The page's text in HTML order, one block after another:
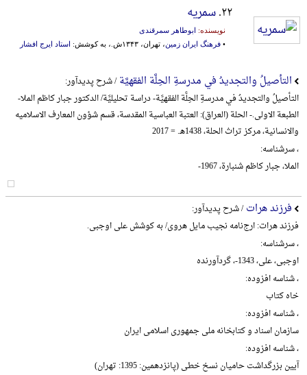
۲۲. سمریه
نویسنده: ابوطاهر سمرقندی
• فرهنگ ایران زمین، تهران، ۱۳۴۳ش.، به کوشش: استاد ایرج افشار
التأصیلُ والتجدیدُ في مدرسةِ الحِلَّة الفقهیَّة/ شرح پدیدآور:
التأصیلُ والتجدیدُ في مدرسةِ الحِلَّة الفقهیَّة- دراسة تحلیلیَّة/ الدکتور جبار کاظم الملا-
الطبعة الاولی.- الحلة (العراق): العتبة العباسیة المقدسة، قسم شؤون المعارف الاسلامیه
والانسانیة، مرکز تراث الحلة، 1438هـ. = 2017
، سرشناسه:
الملا، جبار کاظم شنبارة، 1967-
فرزند هرات/ شرح پدیدآور:
فرزند هرات: ارج‌نامه نجیب مایل هروی/ به کوشش علی اوجبی.
، سرشناسه:
اوجبی، علی، 1343-، گردآورنده
، شناسه افزوده:
خاه کتاب
، شناسه افزوده:
سازمان اسناد و کتابخانه ملی جمهوری اسلامی ایران
، شناسه افزوده:
آیین بزرگداشت حامیان نسخ خطی (پانزدهمین: 1395: تهران)